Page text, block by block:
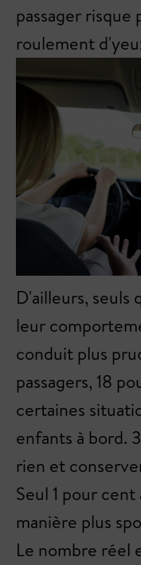
passager risque
roulement
D'ailleurs,
leur
conduit plus
passagers, 18
certaines
enfants à bord.
rien et
Seul 1 pour
manière plus
Le nombre réel